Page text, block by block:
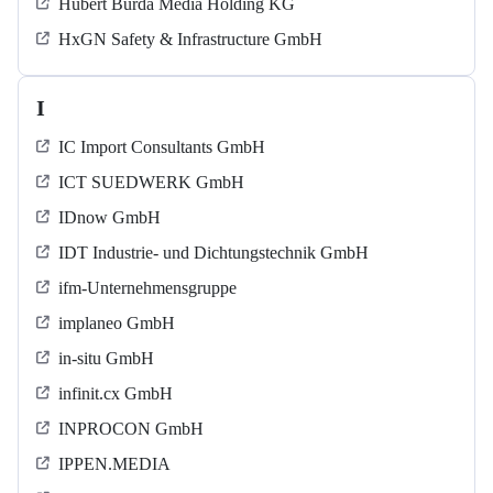
Hubert Burda Media Holding KG
HxGN Safety & Infrastructure GmbH
I
IC Import Consultants GmbH
ICT SUEDWERK GmbH
IDnow GmbH
IDT Industrie- und Dichtungstechnik GmbH
ifm-Unternehmensgruppe
implaneo GmbH
in-situ GmbH
infinit.cx GmbH
INPROCON GmbH
IPPEN.MEDIA